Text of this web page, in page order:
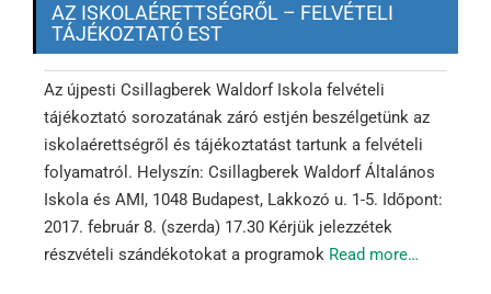
AZ ISKOLAÉRETTSÉGRŐL – FELVÉTELI
TÁJÉKOZTATÓ EST
Az újpesti Csillagberek Waldorf Iskola felvételi
tájékoztató sorozatának záró estjén beszélgetünk az
iskolaérettségről és tájékoztatást tartunk a felvételi
folyamatról. Helyszín: Csillagberek Waldorf Általános
Iskola és AMI, 1048 Budapest, Lakkozó u. 1-5. Időpont:
2017. február 8. (szerda) 17.30 Kérjük jelezzétek
részvételi szándékotokat a programok Read more…